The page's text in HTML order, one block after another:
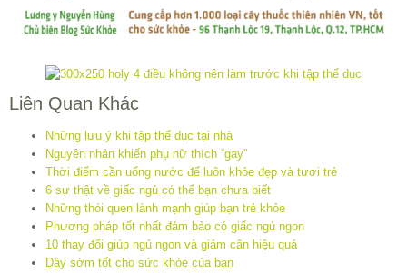
Liên Quan Khác
Những lưu ý khi tập thể dục tại nhà
Nguyên nhân khiến phụ nữ thích “gay”
Thời điểm cần uống nước để luôn khỏe đẹp và tươi trẻ
6 sự thật về giấc ngủ có thể bạn chưa biết
Những thói quen lành mạnh giúp bạn trẻ khỏe
Phương pháp tốt nhất đảm bảo có giấc ngủ ngon
10 thay đổi giúp ngủ ngon và giảm cân hiệu quả
Dậy sớm tốt cho sức khỏe của bạn